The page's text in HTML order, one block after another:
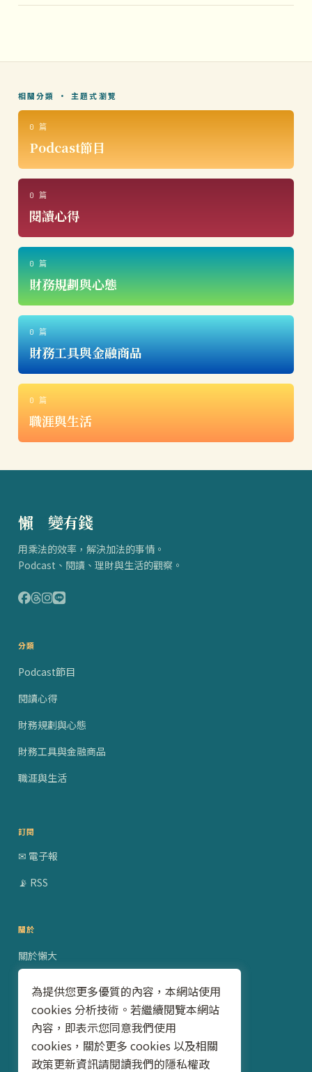
相關分類 · 主題式瀏覽
0 篇
Podcast節目
0 篇
閱讀心得
0 篇
財務規劃與心態
0 篇
財務工具與金融商品
0 篇
職涯與生活
懶得 變有錢
用乘法的效率，解決加法的事情。
Podcast、閱讀、理財與生活的觀察。
分類
Podcast節目
閱讀心得
財務規劃與心態
財務工具與金融商品
職涯與生活
訂閱
✉ 電子報
📡 RSS
關於
關於懶大
隱私權政策
聯絡我
為提供您更多優質的內容，本網站使用
cookies 分析技術。若繼續閱覽本網站
內容，即表示您同意我們使用
cookies，關於更多 cookies 以及相關
政策更新資訊請閱讀我們的隱私權政